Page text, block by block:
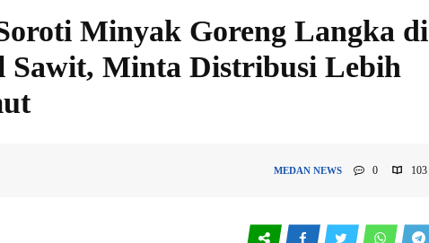
Minyak Goreng Langka di
Sawit, Minta Distribusi Lebih
MEDAN NEWS 0 103